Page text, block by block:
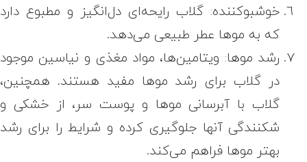
خوشبوکننده: گلاب رایحه‌ای دل‌انگیز و مطبوع دارد
که به موها عطر طبیعی می‌دهد.
رشد موها: ویتامین‌ها، مواد مغذی و نیاسین موجود
در گلاب برای رشد موها مفید هستند. همچنین،
گلاب با آبرسانی موها و پوست سر، از خشکی و
شکنندگی آنها جلوگیری کرده و شرایط را برای رشد
بهتر موها فراهم می‌کند.